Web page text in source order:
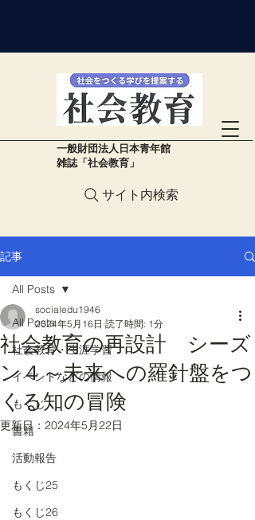
​一般財団法人日本青年館
雑誌「社会教育」
サイト内検索
記事
All Posts
社会教育・生涯学習
イベントなどの情報
もくじ
書籍
活動報告
もくじ25
もくじ26
All Posts
社会教育の再設計 シーズ
ン４～未来への羅針盤をつ
くる知の冒険
socialedu1946
2024年5月16日 読了時間: 1分
更新日： 2024年5月22日